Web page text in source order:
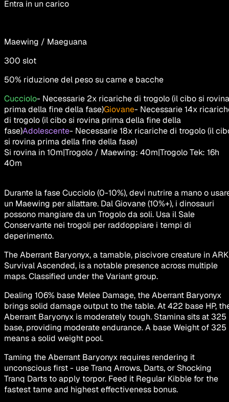
Entra in un carico
Maewing / Maeguana
300 slot
50% riduzione del peso su carne e bacche
Cucciolo- Necessarie 2x ricariche di trogolo (il cibo si rovina
prima della fine della fase)Giovane- Necessarie 14x
di trogolo (il cibo si rovina prima della fine della
fase)Adolescente- Necessarie 18x ricariche di trogolo (il
si rovina prima della fine della fase)
Si rovina in 10m|Trogolo / Maewing: 40m|Trogolo Tek: 16h
40m
Durante la fase Cucciolo (0-10%), devi nutrire a mano o
un Maewing per allattare. Dal Giovane (10%+), i dinosauri
possono mangiare da un Trogolo da soli. Usa il Sale
Conservante nei trogoli per raddoppiare i tempi di
deperimento.
The Aberrant Baryonyx, a tamable, piscivore creature in
Survival Ascended, is a notable presence across multiple
maps. Classified under the Variant group.
Dealing 106% base Melee Damage, the Aberrant Baryonyx
brings solid damage output to the table. At 422 base HP,
Aberrant Baryonyx is moderately tough. Stamina sits at 325
base, providing moderate endurance. A base Weight of 325
means a solid weight pool.
Taming the Aberrant Baryonyx requires rendering it
unconscious first - use Tranq Arrows, Darts, or Shocking
Tranq Darts to apply torpor. Feed it Regular Kibble for the
fastest tame and highest effectiveness bonus.